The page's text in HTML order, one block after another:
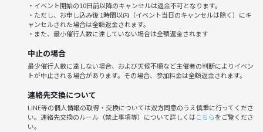
・イベント開始の10日前以降のキャンセルは返金不可となります。
・ただし、お申し込み後 1時間以内（イベント当日のキャンセルは除く）にキ
ャンセルされた場合は全額返金されます。
・また、最小催行人数に達していない場合は全額返金されます
中止の場合
最少催行人数に達しない場合、および天候不順など主催者の判断によりイベン
トが中止される場合があります。その場合、参加料金は全額返金されます。
連絡先交換について
LINE等の個人情報の取得・交換については双方同意のうえ慎重に行ってくださ
い。連絡先交換のルール（禁止事項等）について詳しくはこちらをご覧くださ
い。